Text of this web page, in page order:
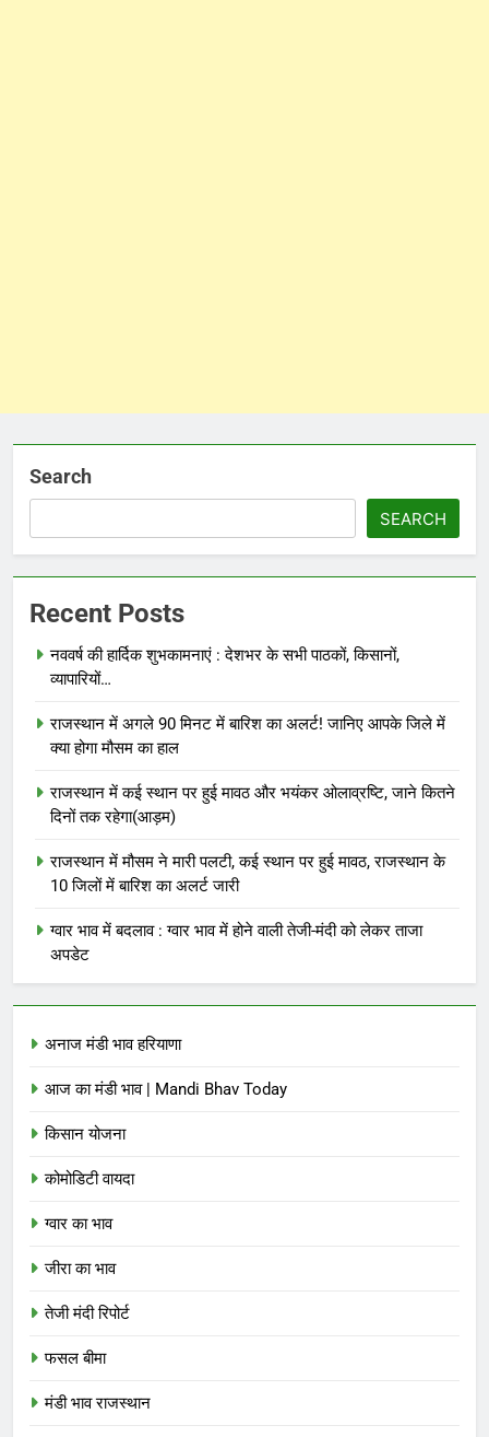
Search
SEARCH
Recent Posts
नववर्ष की हार्दिक शुभकामनाएं : देशभर के सभी पाठकों, किसानों,
व्यापारियों…
राजस्थान में अगले 90 मिनट में बारिश का अलर्ट! जानिए आपके जिले में
क्या होगा मौसम का हाल
राजस्थान में कई स्थान पर हुई मावठ और भयंकर ओलाव्रष्टि, जाने कितने
दिनों तक रहेगा(आड़म)
राजस्थान में मौसम ने मारी पलटी, कई स्थान पर हुई मावठ, राजस्थान के
10 जिलों में बारिश का अलर्ट जारी
ग्वार भाव में बदलाव : ग्वार भाव में होने वाली तेजी-मंदी को लेकर ताजा
अपडेट
अनाज मंडी भाव हरियाणा
आज का मंडी भाव | Mandi Bhav Today
किसान योजना
कोमोडिटी वायदा
ग्वार का भाव
जीरा का भाव
तेजी मंदी रिपोर्ट
फसल बीमा
मंडी भाव राजस्थान